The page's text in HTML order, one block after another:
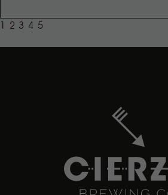
1 2 3 4 5